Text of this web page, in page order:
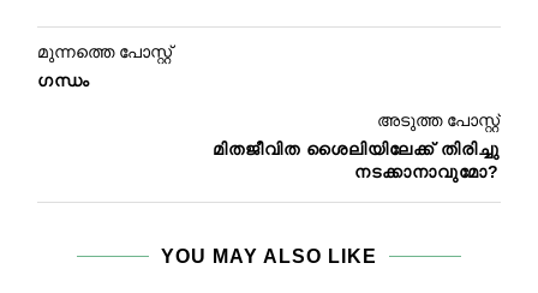
മുന്നത്തെ പോസ്റ്റ്
ഗന്ധം
അടുത്ത പോസ്റ്റ്
മിതജീവിത ശൈലിയിലേക്ക് തിരിച്ചു
നടക്കാനാവുമോ?
YOU MAY ALSO LIKE